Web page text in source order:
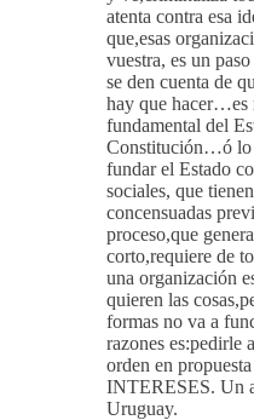
atenta contra esa
que,esas
vuestra, es un
se den cuenta de
hay que hacer…es
fundamental del
Constitución…ó lo
fundar el Estado
sociales, que
concensuadas
proceso,que
corto,requiere de
una organización
quieren las
formas no va a
razones es:pedirle
orden en
INTERESES. Un
Uruguay.